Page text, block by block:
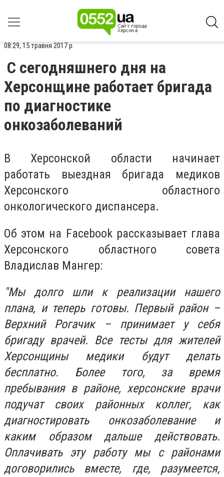
08:29, 15 травня 2017 р.
С сегодняшнего дня на
Херсонщине работает бригада
по диагностике
онкозаболеваний
В Херсонской области начинает
работать выездная бригада медиков
Херсонского областного
онкологического диспансера.
Об этом на Facebook рассказывает глава
Херсонского областного совета
Владислав Мангер:
"Мы долго шли к реализации нашего
плана, и теперь готовы. Первый район –
Верхний Рогачик – принимает у себя
бригаду врачей. Все тесты для жителей
Херсонщины медики будут делать
бесплатно. Более того, за время
пребывания в районе, херсонские врачи
подучат своих районных коллег, как
диагностировать онкозаболевание и
каким образом дальше действовать.
Оплачивать эту работу мы с районами
договорились вместе, где, разумеется,